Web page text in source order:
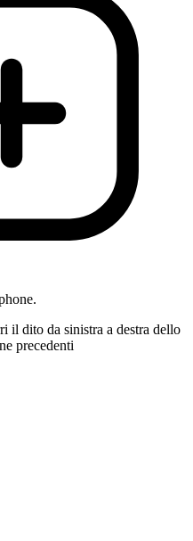
il dito da sinistra a destra dello
precedenti